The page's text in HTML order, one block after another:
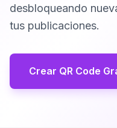
desbloqueando
tus publicaciones.
Crear QR Code